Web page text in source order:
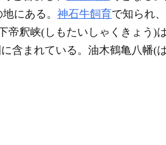
にある。 神石牛飼育で知られ、
帝釈峡(しもたいしゃくきょう)
含まれている。油木鶴亀八幡(